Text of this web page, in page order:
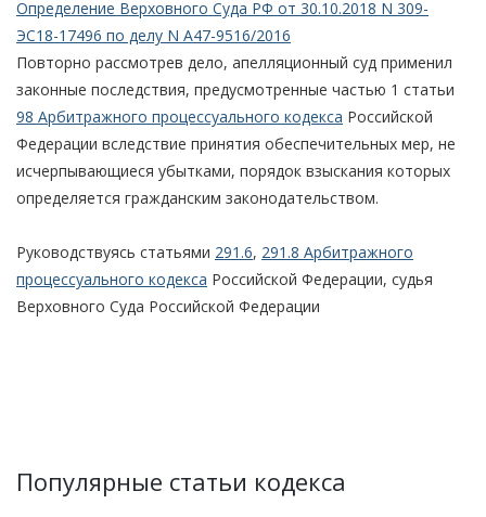
Определение Верховного Суда РФ от 30.10.2018 N 309-
ЭС18-17496 по делу N А47-9516/2016
Повторно рассмотрев дело, апелляционный суд применил
законные последствия, предусмотренные частью 1 статьи
98 Арбитражного процессуального кодекса Российской
Федерации вследствие принятия обеспечительных мер, не
исчерпывающиеся убытками, порядок взыскания которых
определяется гражданским законодательством.
Руководствуясь статьями 291.6, 291.8 Арбитражного
процессуального кодекса Российской Федерации, судья
Верховного Суда Российской Федерации
Популярные статьи кодекса